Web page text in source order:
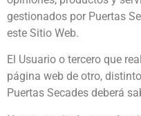
gestionados por Puertas
este Sitio Web.
El Usuario o tercero que
página web de otro,
Puertas Secades deberá